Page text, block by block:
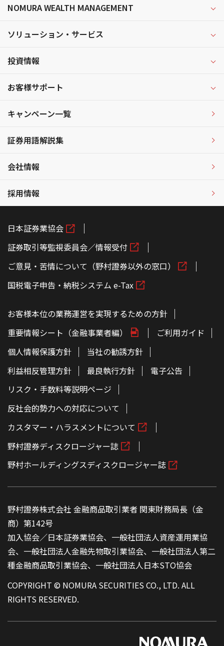
NOMURA WEALTH MANAGEMENT
ソリューション・サービス
投資情報
お客様サポート
キャンペーン一覧
証券用語解説集
会社情報
採用情報
日本証券業協会
証券取引等監視委員会／情報受付
ご意見・苦情について（野村證券以外の窓口）
国税電子申告・納税システム e-Tax
お客様本位の業務運営を実現するための方針
重要情報シート（金融事業者編）
ご利用ガイド
個人情報保護方針
当社の勧誘方針
利益相反管理方針
最良執行方針
電子公告
リスク・手数料等説明ページ
反社会的勢力への対応について
カスタマー・ハラスメントについて
野村證券ディスクロージャー誌
野村ホールディングスディスクロージャー誌
野村證券株式会社 金融商品取引業者 関東財務局長（金
商）第142号
加入協会／日本証券業協会、一般社団法人資産運用業協
会、一般社団法人金融先物取引業協会、一般社団法人第二
種金融商品取引業協会、一般社団法人日本STO協会
COPYRIGHT © NOMURA SECURITIES CO., LTD. ALL
RIGHTS RESERVED.